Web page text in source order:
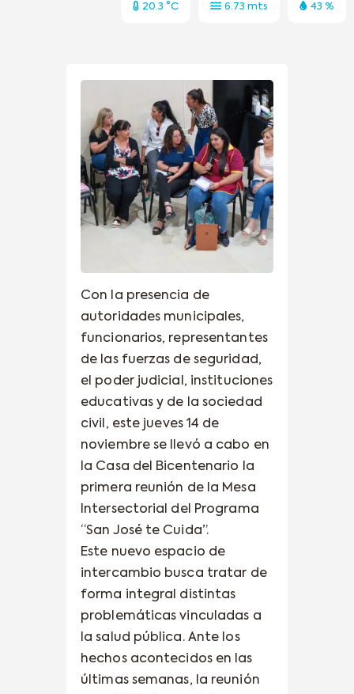
20.3 °C 6.73 mts 43 %
Con la presencia de
autoridades municipales,
funcionarios, representantes
de las fuerzas de seguridad,
el poder judicial, instituciones
educativas y de la sociedad
civil, este jueves 14 de
noviembre se llevó a cabo en
la Casa del Bicentenario la
primera reunión de la Mesa
Intersectorial del Programa
“San José te Cuida”.
Este nuevo espacio de
intercambio busca tratar de
forma integral distintas
problemáticas vinculadas a
la salud pública. Ante los
hechos acontecidos en las
últimas semanas, la reunión